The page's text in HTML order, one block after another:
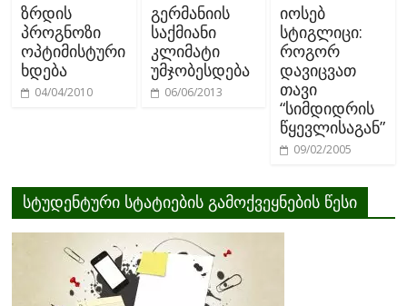
ზრდის
პროგნოზი
ოპტიმისტური
ხდება
04/04/2010
გერმანიის
საქმიანი
კლიმატი
უმჯობესდება
06/06/2013
იოსებ
სტიგლიცი:
როგორ
დავიცვათ
თავი
“სიმდიდრის
წყევლისაგან”
09/02/2005
სტუდენტური სტატიების გამოქვეყნების წესი